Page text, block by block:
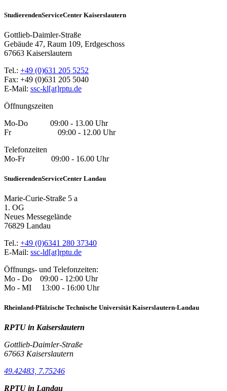
StudierendenServiceCenter Kaiserslautern
Gottlieb-Daimler-Straße
Gebäude 47, Raum 109, Erdgeschoss
67663 Kaiserslautern
Tel.: +49 (0)631 205 5252
Fax: +49 (0)631 205 5040
E-Mail: ssc-kl[at]rptu.de
Öffnungszeiten
Mo-Do 09:00 - 13.00 Uhr
Fr 09:00 - 12.00 Uhr
Telefonzeiten
Mo-Fr 09:00 - 16.00 Uhr
StudierendenServiceCenter Landau
Marie-Curie-Straße 5 a
1. OG
Neues Messegelände
76829 Landau
Tel.: +49 (0)6341 280 37340
E-Mail: ssc-ld[at]rptu.de
Öffnungs- und Telefonzeiten:
Mo - Do 09:00 - 12:00 Uhr
Mo - MI 13:00 - 16:00 Uhr
Rheinland-Pfälzische Technische Universität Kaiserslautern-Landau
RPTU in Kaiserslautern
Gottlieb-Daimler-Straße
67663 Kaiserslautern
49.42483, 7.75246
RPTU in Landau